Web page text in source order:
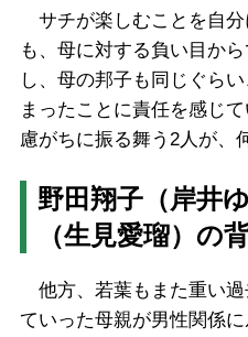
サチが楽しむことを自
も、母に対する負い目か
し、母の邦子も同じぐら
まったことに責任を感じ
慮がちに振る舞う2人が、
野田翔子（岸井
（生見愛瑠）の
他方、若葉もまた重い過
ていった母親が男性関係